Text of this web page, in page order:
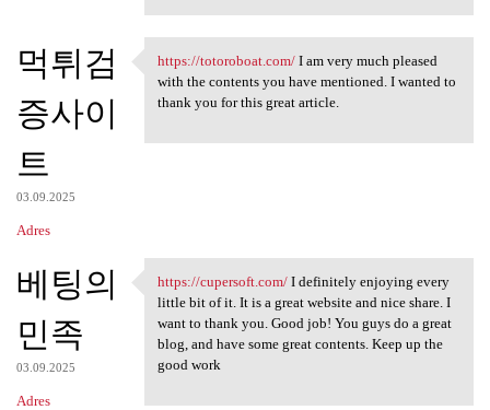
먹튀검
증사이
트
03.09.2025
Adres
https://totoroboat.com/ I am
https://totoroboat.com/I am very much pleased
with the contents you have mentioned. I wanted to
thank you for this great article.
베팅의
민족
03.09.2025
Adres
https://cupersoft.com/ I
https://cupersoft.com/I definitely enjoying every
little bit of it. It is a great website and nice share. I
want to thank you. Good job! You guys do a great
blog, and have some great contents. Keep up the
good work